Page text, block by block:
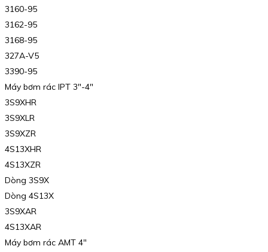
3160-95
3162-95
3168-95
327A-V5
3390-95
Máy bơm rác IPT 3″-4″
3S9XHR
3S9XLR
3S9XZR
4S13XHR
4S13XZR
Dòng 3S9X
Dòng 4S13X
3S9XAR
4S13XAR
Máy bơm rác AMT 4″